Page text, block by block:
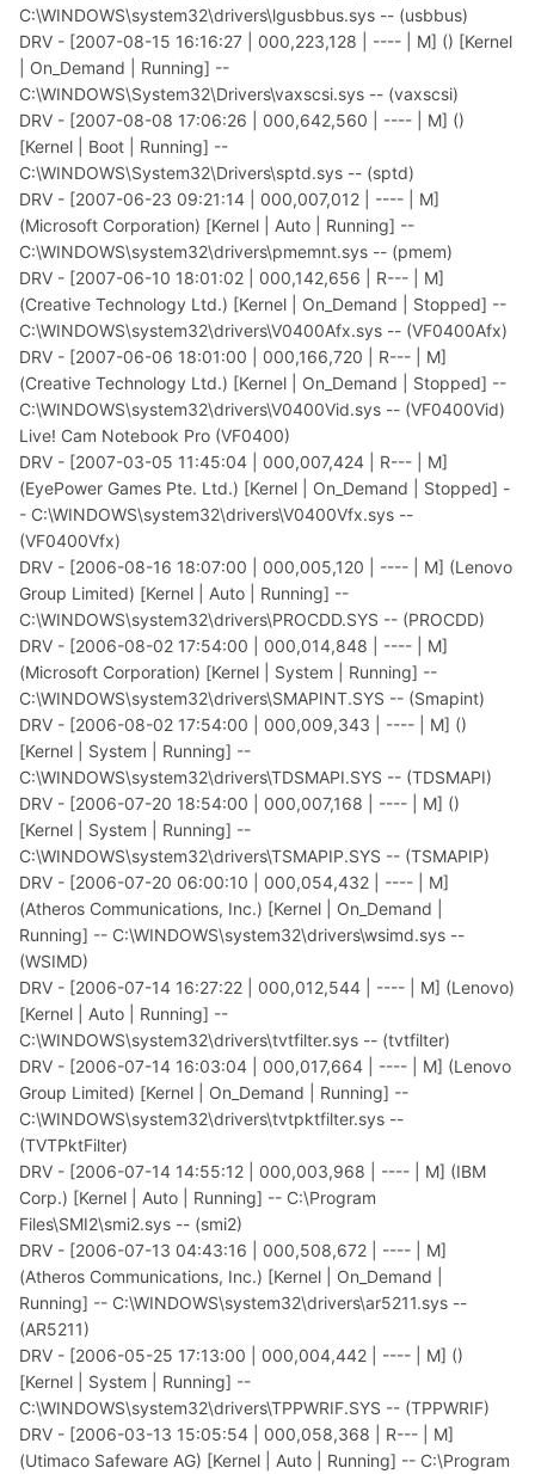
C:\WINDOWS\system32\drivers\lgusbbus.sys -- (usbbus)
DRV - [2007-08-15 16:16:27 | 000,223,128 | ---- | M] () [Kernel
| On_Demand | Running] --
C:\WINDOWS\System32\Drivers\vaxscsi.sys -- (vaxscsi)
DRV - [2007-08-08 17:06:26 | 000,642,560 | ---- | M] ()
[Kernel | Boot | Running] --
C:\WINDOWS\System32\Drivers\sptd.sys -- (sptd)
DRV - [2007-06-23 09:21:14 | 000,007,012 | ---- | M]
(Microsoft Corporation) [Kernel | Auto | Running] --
C:\WINDOWS\system32\drivers\pmemnt.sys -- (pmem)
DRV - [2007-06-10 18:01:02 | 000,142,656 | R--- | M]
(Creative Technology Ltd.) [Kernel | On_Demand | Stopped] --
C:\WINDOWS\system32\drivers\V0400Afx.sys -- (VF0400Afx)
DRV - [2007-06-06 18:01:00 | 000,166,720 | R--- | M]
(Creative Technology Ltd.) [Kernel | On_Demand | Stopped] --
C:\WINDOWS\system32\drivers\V0400Vid.sys -- (VF0400Vid)
Live! Cam Notebook Pro (VF0400)
DRV - [2007-03-05 11:45:04 | 000,007,424 | R--- | M]
(EyePower Games Pte. Ltd.) [Kernel | On_Demand | Stopped] -
- C:\WINDOWS\system32\drivers\V0400Vfx.sys --
(VF0400Vfx)
DRV - [2006-08-16 18:07:00 | 000,005,120 | ---- | M] (Lenovo
Group Limited) [Kernel | Auto | Running] --
C:\WINDOWS\system32\drivers\PROCDD.SYS -- (PROCDD)
DRV - [2006-08-02 17:54:00 | 000,014,848 | ---- | M]
(Microsoft Corporation) [Kernel | System | Running] --
C:\WINDOWS\system32\drivers\SMAPINT.SYS -- (Smapint)
DRV - [2006-08-02 17:54:00 | 000,009,343 | ---- | M] ()
[Kernel | System | Running] --
C:\WINDOWS\system32\drivers\TDSMAPI.SYS -- (TDSMAPI)
DRV - [2006-07-20 18:54:00 | 000,007,168 | ---- | M] ()
[Kernel | System | Running] --
C:\WINDOWS\system32\drivers\TSMAPIP.SYS -- (TSMAPIP)
DRV - [2006-07-20 06:00:10 | 000,054,432 | ---- | M]
(Atheros Communications, Inc.) [Kernel | On_Demand |
Running] -- C:\WINDOWS\system32\drivers\wsimd.sys --
(WSIMD)
DRV - [2006-07-14 16:27:22 | 000,012,544 | ---- | M] (Lenovo)
[Kernel | Auto | Running] --
C:\WINDOWS\system32\drivers\tvtfilter.sys -- (tvtfilter)
DRV - [2006-07-14 16:03:04 | 000,017,664 | ---- | M] (Lenovo
Group Limited) [Kernel | On_Demand | Running] --
C:\WINDOWS\system32\drivers\tvtpktfilter.sys --
(TVTPktFilter)
DRV - [2006-07-14 14:55:12 | 000,003,968 | ---- | M] (IBM
Corp.) [Kernel | Auto | Running] -- C:\Program
Files\SMI2\smi2.sys -- (smi2)
DRV - [2006-07-13 04:43:16 | 000,508,672 | ---- | M]
(Atheros Communications, Inc.) [Kernel | On_Demand |
Running] -- C:\WINDOWS\system32\drivers\ar5211.sys --
(AR5211)
DRV - [2006-05-25 17:13:00 | 000,004,442 | ---- | M] ()
[Kernel | System | Running] --
C:\WINDOWS\system32\drivers\TPPWRIF.SYS -- (TPPWRIF)
DRV - [2006-03-13 15:05:54 | 000,058,368 | R--- | M]
(Utimaco Safeware AG) [Kernel | Auto | Running] -- C:\Program